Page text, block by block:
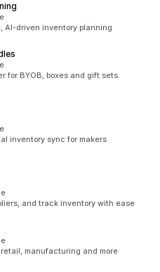
AI-driven inventory planning
for BYOB, boxes and gift sets
inventory sync for makers
and track inventory with ease
manufacturing and more